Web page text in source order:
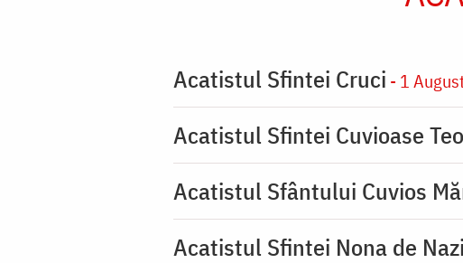
Acatistul Sfintei Cruci - 1
Acatistul Sfintei Cuvioase
Acatistul Sfântului Cuvios
Acatistul Sfintei Nona de